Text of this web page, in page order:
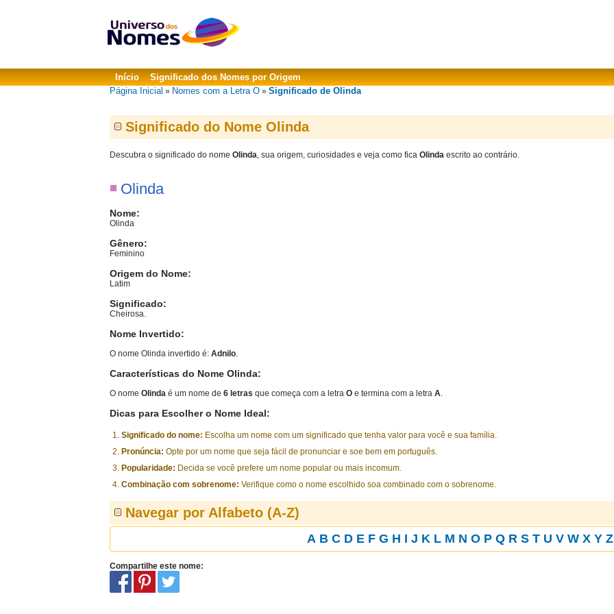
Início
Significado dos Nomes por Origem
Página Inicial » Nomes com a Letra O » Significado de Olinda
Significado do Nome Olinda
Descubra o significado do nome Olinda, sua origem, curiosidades e veja como fica Olinda escrito ao contrário.
Olinda
Nome:
Olinda
Gênero:
Feminino
Origem do Nome:
Latim
Significado:
Cheirosa.
Nome Invertido:
O nome Olinda invertido é: Adnilo.
Características do Nome Olinda:
O nome Olinda é um nome de 6 letras que começa com a letra O e termina com a letra A.
Dicas para Escolher o Nome Ideal:
Significado do nome: Escolha um nome com um significado que tenha valor para você e sua família.
Pronúncia: Opte por um nome que seja fácil de pronunciar e soe bem em português.
Popularidade: Decida se você prefere um nome popular ou mais incomum.
Combinação com sobrenome: Verifique como o nome escolhido soa combinado com o sobrenome.
Navegar por Alfabeto (A-Z)
A B C D E F G H I J K L M N O P Q R S T U V W X Y Z
Compartilhe este nome: